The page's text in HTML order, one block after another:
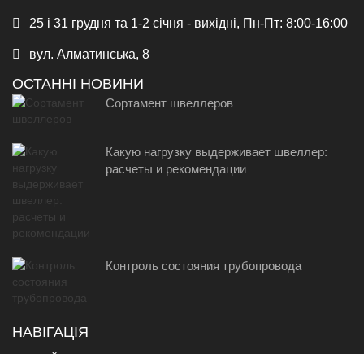
25 і 31 грудня та 1-2 січня - вихідні, Пн-Пт: 8:00-16:00
вул. Алматинська, 8
ОСТАННІ НОВИНИ
Сортамент швеллеров
Какую нагрузку выдерживает швеллер:
расчеты и рекомендации
Контроль состояния трубопровода
НАВІГАЦІЯ